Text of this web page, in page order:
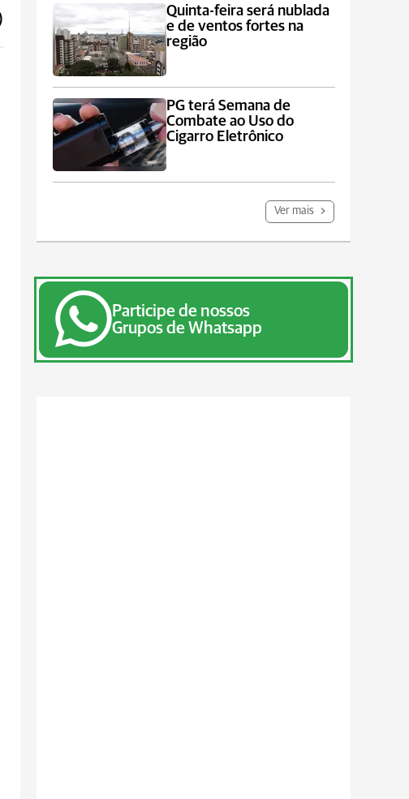
Quinta-feira será nublada
e de ventos fortes na
região
PG terá Semana de
Combate ao Uso do
Cigarro Eletrônico
Ver mais
Participe de nossos
Grupos de Whatsapp